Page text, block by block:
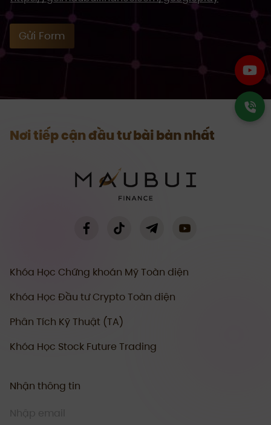
Gửi Form
Nơi tiếp cận đầu tư bài bản nhất
Khóa Học Chứng khoán Mỹ Toàn diện
Khóa Học Đầu tư Crypto Toàn diện
Phân Tích Kỹ Thuật (TA)
Khóa Học Stock Future Trading
Nhận thông tin